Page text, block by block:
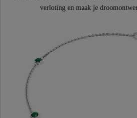
verloting en maak je